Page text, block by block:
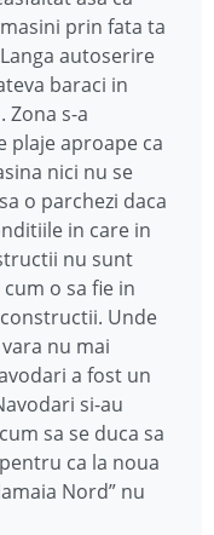
prin fata ta
autoserire
baraci in
Zona s-a
plaje aproape ca
nici nu se
o parchezi daca
in care in
nu sunt
o sa fie in
Unde
nu mai
a fost un
si-au
sa se duca sa
ca la noua
Nord” nu